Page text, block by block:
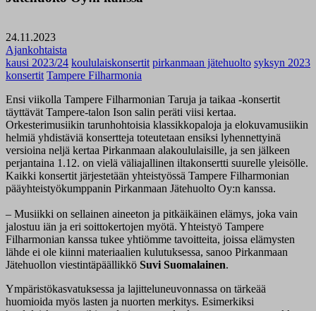
24.11.2023
Ajankohtaista
kausi 2023/24 koululaiskonsertit pirkanmaan jätehuolto syksyn 2023
konsertit Tampere Filharmonia
Ensi viikolla Tampere Filharmonian Taruja ja taikaa -konsertit
täyttävät Tampere-talon Ison salin peräti viisi kertaa.
Orkesterimusiikin tarunhohtoisia klassikkopaloja ja elokuvamusiikin
helmiä yhdistäviä konsertteja toteutetaan ensiksi lyhennettyinä
versioina neljä kertaa Pirkanmaan alakoululaisille, ja sen jälkeen
perjantaina 1.12. on vielä väliajallinen iltakonsertti suurelle yleisölle.
Kaikki konsertit järjestetään yhteistyössä Tampere Filharmonian
pääyhteistyökumppanin Pirkanmaan Jätehuolto Oy:n kanssa.
– Musiikki on sellainen aineeton ja pitkäikäinen elämys, joka vain
jalostuu iän ja eri soittokertojen myötä. Yhteistyö Tampere
Filharmonian kanssa tukee yhtiömme tavoitteita, joissa elämysten
lähde ei ole kiinni materiaalien kulutuksessa, sanoo Pirkanmaan
Jätehuollon viestintäpäällikkö Suvi Suomalainen.
Ympäristökasvatuksessa ja lajitteluneuvonnassa on tärkeää
huomioida myös lasten ja nuorten merkitys. Esimerkiksi